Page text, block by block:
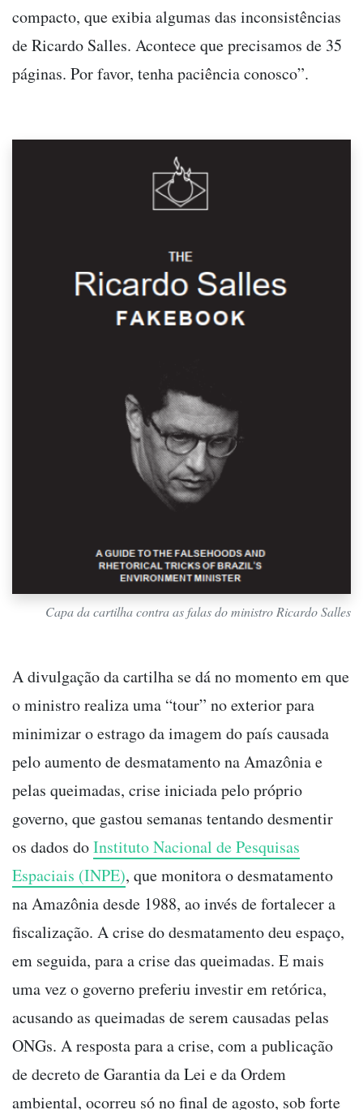
compacto, que exibia algumas das inconsistências
de Ricardo Salles. Acontece que precisamos de 35
páginas. Por favor, tenha paciência conosco”.
Capa da cartilha contra as falas do ministro Ricardo Salles
A divulgação da cartilha se dá no momento em que
o ministro realiza uma “tour” no exterior para
minimizar o estrago da imagem do país causada
pelo aumento de desmatamento na Amazônia e
pelas queimadas, crise iniciada pelo próprio
governo, que gastou semanas tentando desmentir
os dados doInstituto Nacional de Pesquisas
Espaciais (INPE), que monitora o desmatamento
na Amazônia desde 1988, ao invés de fortalecer a
fiscalização. A crise do desmatamento deu espaço,
em seguida, para a crise das queimadas. E mais
uma vez o governo preferiu investir em retórica,
acusando as queimadas de serem causadas pelas
ONGs. A resposta para a crise, com a publicação
de decreto de Garantia da Lei e da Ordem
ambiental, ocorreu só no final de agosto, sob forte